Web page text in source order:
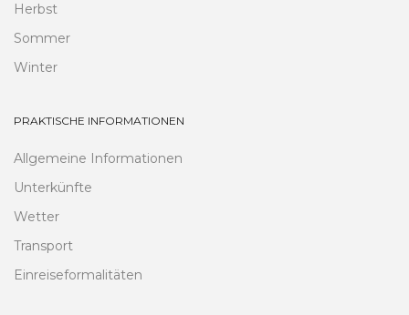
Herbst
Sommer
Winter
PRAKTISCHE INFORMATIONEN
Allgemeine Informationen
Unterkünfte
Wetter
Transport
Einreiseformalitäten